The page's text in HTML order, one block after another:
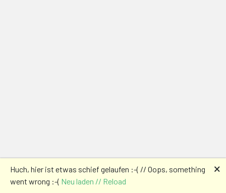
Huch, hier ist etwas schief gelaufen :-( // Oops, something
went wrong :-( Neu laden // Reload
🗙